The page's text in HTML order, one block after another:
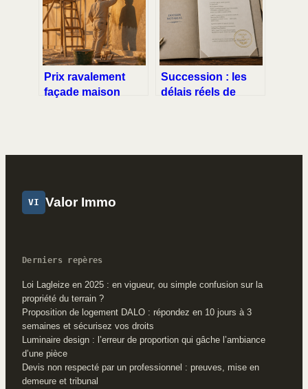
sécuriser votre
vente
Prix ravalement
façade maison
?
Succession : les
délais réels de
VI Valor Immo
Derniers repères
Loi Lagleize en 2025 : en vigueur, ou simple confusion sur la
propriété du terrain ?
Proposition de logement DALO : répondez en 10 jours à 3
semaines et sécurisez vos droits
Luminaire design : l’erreur de proportion qui gâche l’ambiance
d’une pièce
Devis non respecté par un professionnel : preuves, mise en
demeure et tribunal